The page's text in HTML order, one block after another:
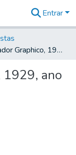
Entrar
O Trabalhador Graphico, 1929, ano IX, n 111
1929, ano